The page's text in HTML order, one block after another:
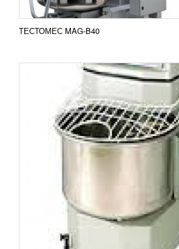
ТЕСТОМЕС MAG-B40